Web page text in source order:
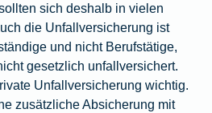
sich deshalb in vielen
die Unfallversicherung ist
und nicht Berufstätige,
gesetzlich unfallversichert.
Unfallversicherung wichtig.
zusätzliche Absicherung mit